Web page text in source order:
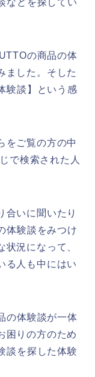
などを探してい
の商品の体
ました。そした
験談】という感
をご覧の方の中
で検索された人
合いに聞いたり
体験談をみつけ
況になって、
る人も中にはい
の体験談が一体
困りの方のため
談を探した体験